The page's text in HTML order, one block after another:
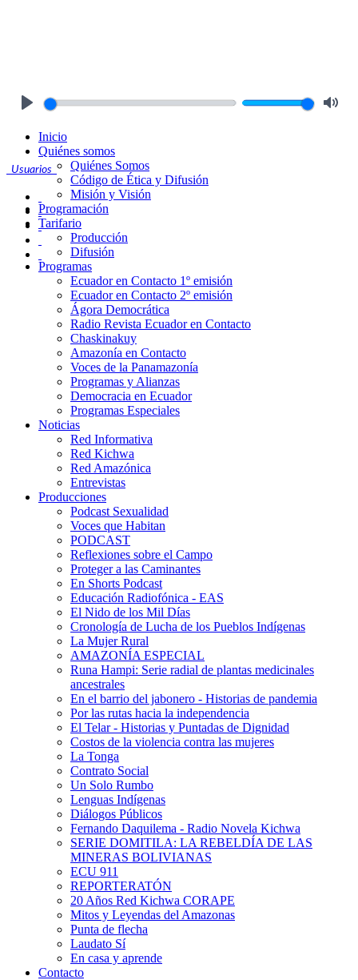
Usuarios
Inicio
Quiénes somos
Quiénes Somos
Código de Ética y Difusión
Misión y Visión
Programación
Tarifario
Producción
Difusión
Programas
Ecuador en Contacto 1º emisión
Ecuador en Contacto 2º emisión
Ágora Democrática
Radio Revista Ecuador en Contacto
Chaskinakuy
Amazonía en Contacto
Voces de la Panamazonía
Programas y Alianzas
Democracia en Ecuador
Programas Especiales
Noticias
Red Informativa
Red Kichwa
Red Amazónica
Entrevistas
Producciones
Podcast Sexualidad
Voces que Habitan
PODCAST
Reflexiones sobre el Campo
Proteger a las Caminantes
En Shorts Podcast
Educación Radiofónica - EAS
El Nido de los Mil Días
Cronología de Lucha de los Pueblos Indígenas
La Mujer Rural
AMAZONÍA ESPECIAL
Runa Hampi: Serie radial de plantas medicinales
ancestrales
En el barrio del jabonero - Historias de pandemia
Por las rutas hacia la independencia
El Telar - Historias y Puntadas de Dignidad
Costos de la violencia contra las mujeres
La Tonga
Contrato Social
Un Solo Rumbo
Lenguas Indígenas
Diálogos Públicos
Fernando Daquilema - Radio Novela Kichwa
SERIE DOMITILA: LA REBELDÍA DE LAS
MINERAS BOLIVIANAS
ECU 911
REPORTERATÓN
20 Años Red Kichwa CORAPE
Mitos y Leyendas del Amazonas
Punta de flecha
Laudato Sí
En casa y aprende
Contacto